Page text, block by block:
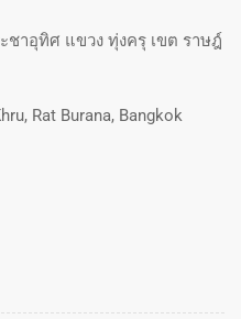
ชาอุทิศ แขวง ทุ่งครุ เขต ราษฎ์
Rat Burana, Bangkok